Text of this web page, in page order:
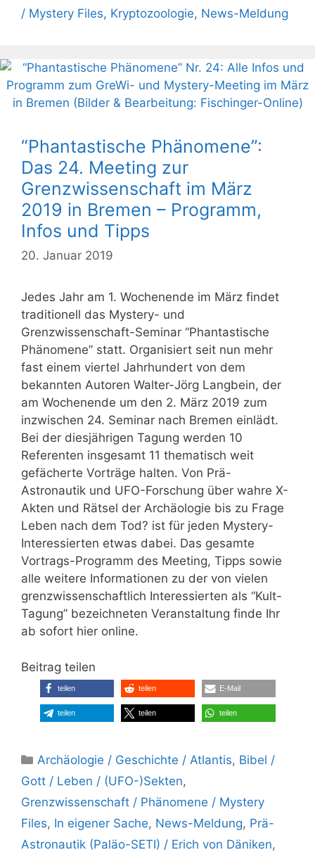
/ Mystery Files, Kryptozoologie, News-Meldung
“Phantastische Phänomene”:
Das 24. Meeting zur
Grenzwissenschaft im März
2019 in Bremen – Programm,
Infos und Tipps
20. Januar 2019
Jedes Jahr am 1. Wochenende im März findet
traditionell das Mystery- und
Grenzwissenschaft-Seminar “Phantastische
Phänomene” statt. Organisiert seit nun mehr
fast einem viertel Jahrhundert von dem
bekannten Autoren Walter-Jörg Langbein, der
am Wochenende um den 2. März 2019 zum
inzwischen 24. Seminar nach Bremen einlädt.
Bei der diesjährigen Tagung werden 10
Referenten insgesamt 11 thematisch weit
gefächerte Vorträge halten. Von Prä-
Astronautik und UFO-Forschung über wahre X-
Akten und Rätsel der Archäologie bis zu Frage
Leben nach dem Tod? ist für jeden Mystery-
Interessierten etwas dabei. Das gesamte
Vortrags-Programm des Meeting, Tipps sowie
alle weitere Informationen zu der von vielen
grenzwissenschaftlich Interessierten als “Kult-
Tagung” bezeichneten Veranstaltung finde Ihr
ab sofort hier online.
Beitrag teilen
teilen teilen E-Mail
teilen teilen teilen
Kategorien
Archäologie / Geschichte / Atlantis, Bibel /
Gott / Leben / (UFO-)Sekten,
Grenzwissenschaft / Phänomene / Mystery
Files, In eigener Sache, News-Meldung, Prä-
Astronautik (Paläo-SETI) / Erich von Däniken,